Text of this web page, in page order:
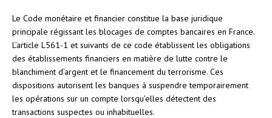
Le Code monétaire et financier constitue la base juridique
principale régissant les blocages de comptes bancaires en France.
L’article L561-1 et suivants de ce code établissent les obligations
des établissements financiers en matière de lutte contre le
blanchiment d’argent et le financement du terrorisme. Ces
dispositions autorisent les banques à suspendre temporairement
les opérations sur un compte lorsqu’elles détectent des
transactions suspectes ou inhabituelles.